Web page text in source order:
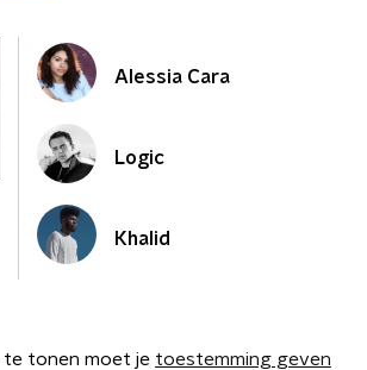
Alessia Cara
Logic
Khalid
te tonen moet je toestemming geven